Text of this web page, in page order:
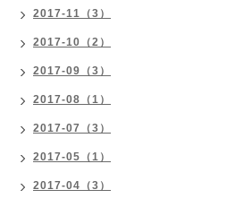
2017-11（3）
2017-10（2）
2017-09（3）
2017-08（1）
2017-07（3）
2017-05（1）
2017-04（3）